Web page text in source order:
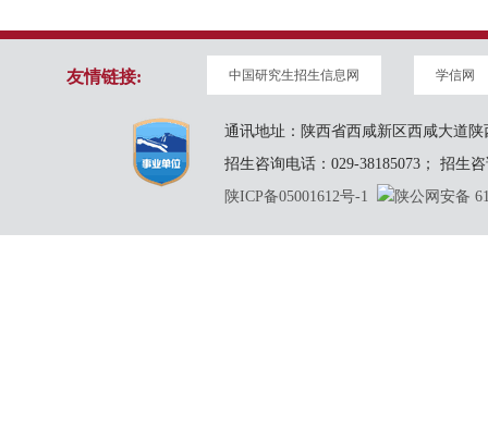
友情链接: 中国研究生招生信息网 学信网
通讯地址：陕西省西咸新区西咸大道
招生咨询电话：029-38185073； 招生
陕ICP备05001612号-1
陕公网安备